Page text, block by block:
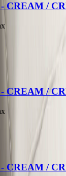
CREAM /
CREAM /
CREAM /